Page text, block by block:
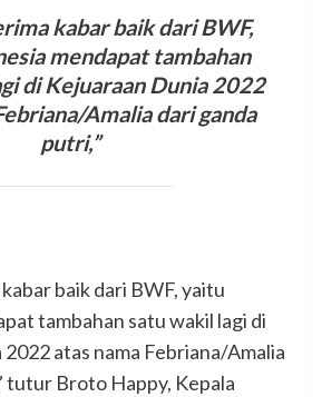
kabar baik dari BWF,
mendapat tambahan
di Kejuaraan Dunia 2022
Amalia dari ganda
putri,”
baik dari BWF, yaitu
tambahan satu wakil lagi di
atas nama Febriana/Amalia
tutur Broto Happy, Kepala